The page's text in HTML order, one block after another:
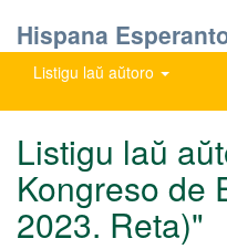
Hispana
Listigu laŭ aŭtoro
Listigu laŭ
Kongreso de
2023. Reta)"